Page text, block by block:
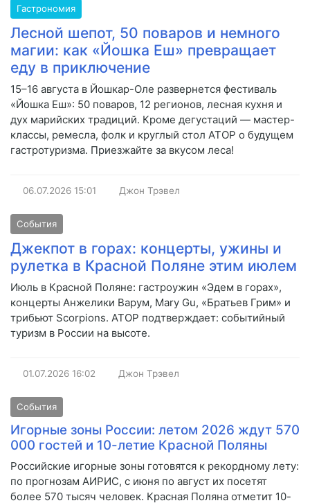
Гастрономия
Лесной шепот, 50 поваров и немного
магии: как «Йошка Еш» превращает
еду в приключение
15–16 августа в Йошкар-Оле развернется фестиваль
«Йошка Еш»: 50 поваров, 12 регионов, лесная кухня и
дух марийских традиций. Кроме дегустаций — мастер-
классы, ремесла, фолк и круглый стол АТОР о будущем
гастротуризма. Приезжайте за вкусом леса!
06.07.2026 15:01 Джон Трэвел
События
Джекпот в горах: концерты, ужины и
рулетка в Красной Поляне этим июлем
Июль в Красной Поляне: гастроужин «Эдем в горах»,
концерты Анжелики Варум, Mary Gu, «Братьев Грим» и
трибьют Scorpions. АТОР подтверждает: событийный
туризм в России на высоте.
01.07.2026 16:02 Джон Трэвел
События
Игорные зоны России: летом 2026 ждут 570
000 гостей и 10-летие Красной Поляны
Российские игорные зоны готовятся к рекордному лету:
по прогнозам АИРИС, с июня по август их посетят
более 570 тысяч человек. Красная Поляна отметит 10-